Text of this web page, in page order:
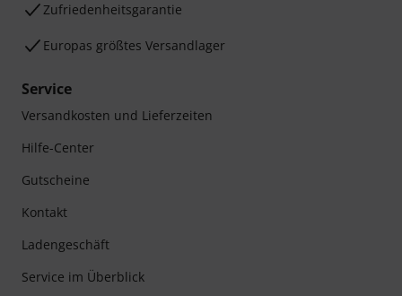
Zufriedenheitsgarantie
Europas größtes Versandlager
Service
Versandkosten und Lieferzeiten
Hilfe-Center
Gutscheine
Kontakt
Ladengeschäft
Service im Überblick